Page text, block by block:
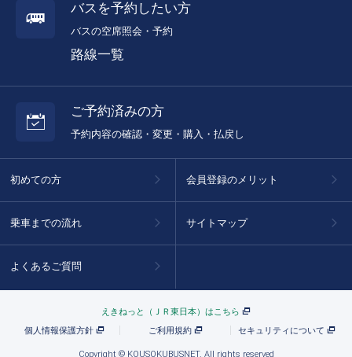
バスを予約したい方
バスの空席照会・予約
路線一覧
ご予約済みの方
予約内容の確認・変更・購入・払戻し
初めての方
乗車までの流れ
よくあるご質問
会員登録のメリット
サイトマップ
えきねっと（ＪＲ東日本）はこちら
個人情報保護方針
ご利用規約 セキュリティについて
Copyright © KOUSOKUBUSNET. All rights reserved